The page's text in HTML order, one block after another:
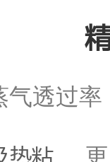
气透过
热粘